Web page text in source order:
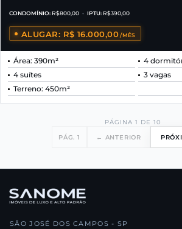
CONDOMÍNIO: R$800,00 • IPTU: R$390,00
ALUGAR: R$ 16.000,00 /MÊS
Área: 390m²
4
4 suítes
3 vagas
Terreno: 450m²
PÁG. 1 ← ANTERIOR
PÁGINA 1 DE 10
SÃO JOSÉ DOS CAMPOS - SP